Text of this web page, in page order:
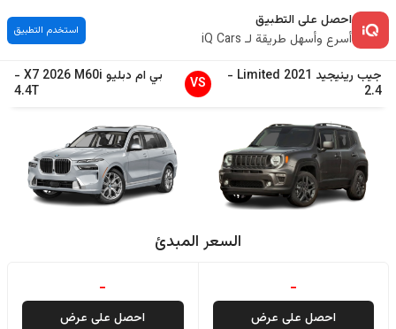
احصل على التطبيق
أسرع وأسهل طريقة لـ iQ Cars
استخدم التطبيق
جيب رينيجيد 2021
Limited
-
2.4
VS بي ام دبليو X7 2026 M60i
-
4.4T
السعر المبدئ
-
احصل على عرض
-
احصل على عرض